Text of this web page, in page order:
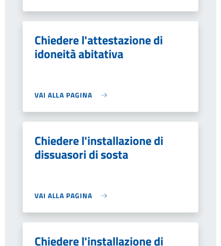
Chiedere l'attestazione di
idoneità abitativa
VAI ALLA PAGINA
Chiedere l'installazione di
dissuasori di sosta
VAI ALLA PAGINA
Chiedere l'installazione di